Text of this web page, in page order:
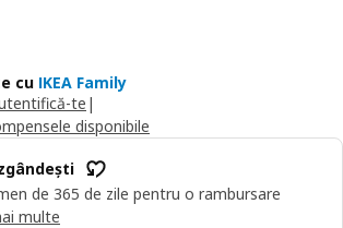
cu IKEA Family
te |
disponibile
de 365 de zile pentru o rambursare
multe